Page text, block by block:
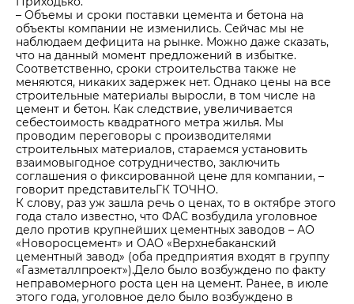
– Объемы и сроки поставки цемента и бетона на
объекты компании не изменились. Сейчас мы не
наблюдаем дефицита на рынке. Можно даже сказать,
что на данный момент предложений в избытке.
Соответственно, сроки строительства также не
меняются, никаких задержек нет. Однако цены на все
строительные материалы выросли, в том числе на
цемент и бетон. Как следствие, увеличивается
себестоимость квадратного метра жилья. Мы
проводим переговоры с производителями
строительных материалов, стараемся установить
взаимовыгодное сотрудничество, заключить
соглашения о фиксированной цене для компании, –
говорит представительГК ТОЧНО.
К слову, раз уж зашла речь о ценах, то в октябре этого
года стало известно, что ФАС возбудила уголовное
дело против крупнейших цементных заводов – АО
«Новоросцемент» и ОАО «Верхнебаканский
цементный завод» (оба предприятия входят в группу
«Газметаллпроект»).Дело было возбуждено по факту
неправомерного роста цен на цемент. Ранее, в июле
этого года, уголовное дело было возбуждено в